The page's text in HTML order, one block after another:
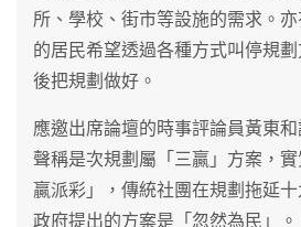
所、學校、街市等設施的需求。
的居民希望透過各種方式叫停規
後把規劃做好。
應邀出席論壇的時事評論員黃東
聲稱是次規劃屬「三贏」方案，
贏派彩」，傳統社團在規劃拖延
政府提出的方案是「忽然為民」。